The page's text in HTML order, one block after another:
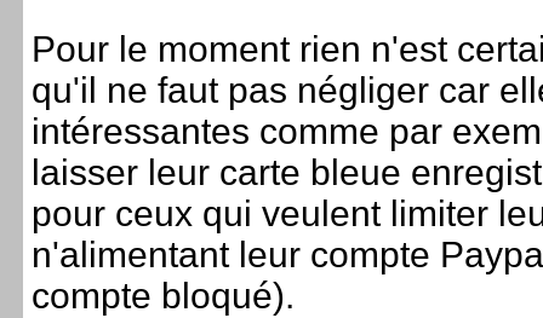
Pour le moment rien n'est
qu'il ne faut pas négliger car
intéressantes comme par
laisser leur carte bleue
pour ceux qui veulent limiter
n'alimentant leur compte
compte bloqué).